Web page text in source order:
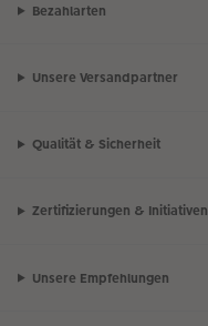
Bezahlarten
Unsere Versandpartner
Qualität & Sicherheit
Zertifizierungen & Initiativen
Unsere Empfehlungen